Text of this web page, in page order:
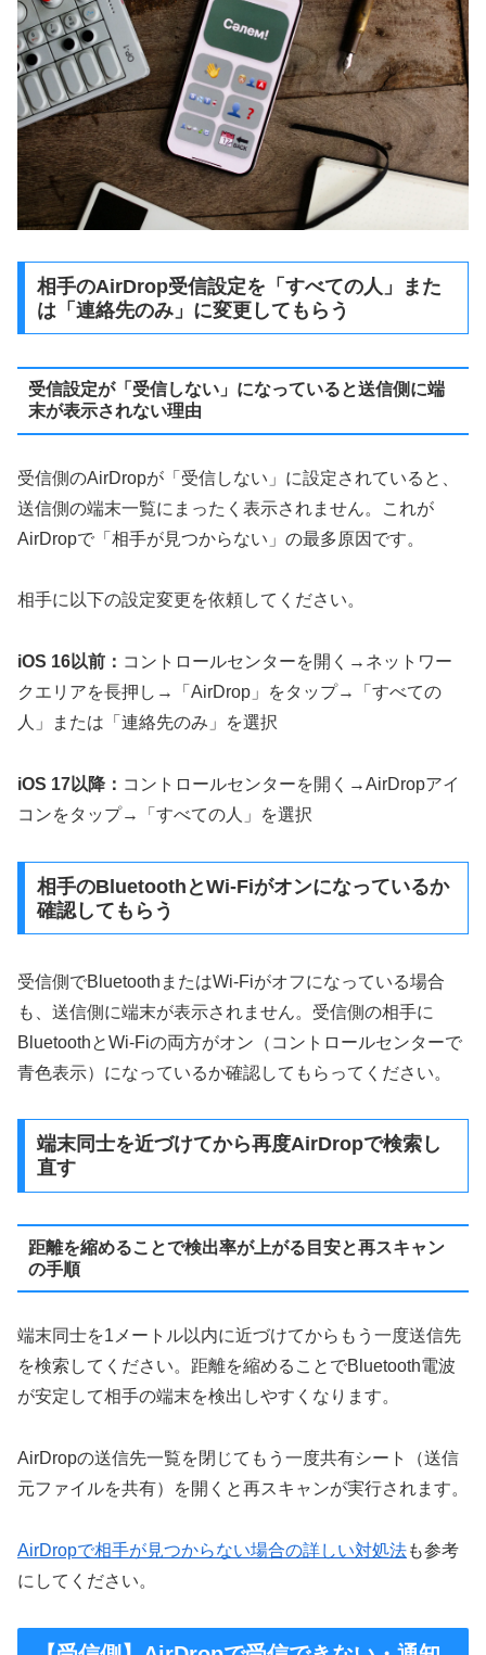
相手のAirDrop受信設定を「すべての人」また
は「連絡先のみ」に変更してもらう
受信設定が「受信しない」になっていると送信側に端
末が表示されない理由
受信側のAirDropが「受信しない」に設定されていると、
送信側の端末一覧にまったく表示されません。これが
AirDropで「相手が見つからない」の最多原因です。
相手に以下の設定変更を依頼してください。
iOS 16以前： コントロールセンターを開く→ネットワー
クエリアを長押し→「AirDrop」をタップ→「すべての
人」または「連絡先のみ」を選択
iOS 17以降： コントロールセンターを開く→AirDropアイ
コンをタップ→「すべての人」を選択
相手のBluetoothとWi-Fiがオンになっているか
確認してもらう
受信側でBluetoothまたはWi-Fiがオフになっている場合
も、送信側に端末が表示されません。受信側の相手に
BluetoothとWi-Fiの両方がオン（コントロールセンターで
青色表示）になっているか確認してもらってください。
端末同士を近づけてから再度AirDropで検索し
直す
距離を縮めることで検出率が上がる目安と再スキャン
の手順
端末同士を1メートル以内に近づけてからもう一度送信先
を検索してください。距離を縮めることでBluetooth電波
が安定して相手の端末を検出しやすくなります。
AirDropの送信先一覧を閉じてもう一度共有シート（送信
元ファイルを共有）を開くと再スキャンが実行されます。
AirDropで相手が見つからない場合の詳しい対処法も参考
にしてください。